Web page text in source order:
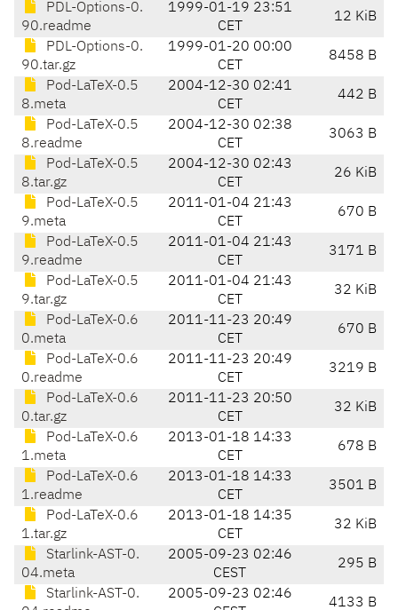
PDL-Options-0.
90.readme
1999-01-19 23:51
CET
12 KiB
PDL-Options-0.
90.tar.gz
1999-01-20 00:00
CET
8458 B
Pod-LaTeX-0.5
8.meta
2004-12-30 02:41
CET
442 B
Pod-LaTeX-0.5
8.readme
2004-12-30 02:38
CET
3063 B
Pod-LaTeX-0.5
8.tar.gz
2004-12-30 02:43
CET
26 KiB
Pod-LaTeX-0.5
9.meta
2011-01-04 21:43
CET
670 B
Pod-LaTeX-0.5
9.readme
2011-01-04 21:43
CET
3171 B
Pod-LaTeX-0.5
9.tar.gz
2011-01-04 21:43
CET
32 KiB
Pod-LaTeX-0.6
0.meta
2011-11-23 20:49
CET
670 B
Pod-LaTeX-0.6
0.readme
2011-11-23 20:49
CET
3219 B
Pod-LaTeX-0.6
0.tar.gz
2011-11-23 20:50
CET
32 KiB
Pod-LaTeX-0.6
1.meta
2013-01-18 14:33
CET
678 B
Pod-LaTeX-0.6
1.readme
2013-01-18 14:33
CET
3501 B
Pod-LaTeX-0.6
1.tar.gz
2013-01-18 14:35
CET
32 KiB
Starlink-AST-0.
04.meta
2005-09-23 02:46
CEST
295 B
Starlink-AST-0.
2005-09-23 02:46
4133 B